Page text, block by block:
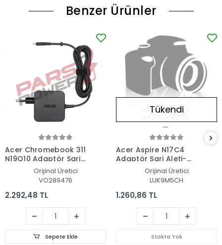
Benzer Ürünler
Acer Chromebook 311
N19Q10 Adaptör Şarj
Aleti-CihazıOrijinal Üretici
VO289476
2.292,48 TL
Sepete Ekle
Tükendi
Acer Aspire N17C4
Adaptör Şarj Aleti-
Orijinal Üretici
LUK9M5CH
1.260,86 TL
Stokta Yok